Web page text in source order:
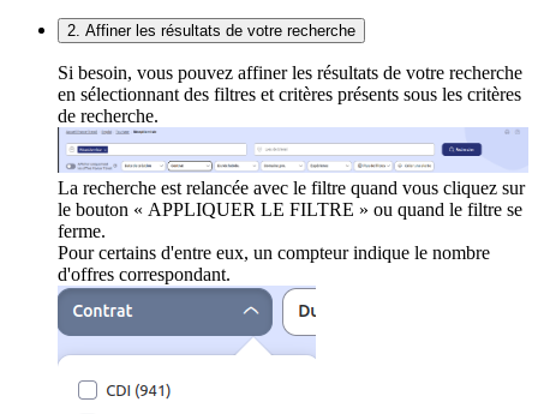
2. Affiner les résultats de votre recherche
Si besoin, vous pouvez affiner les résultats de votre recherche
en sélectionnant des filtres et critères présents sous les critères
de recherche.
La recherche est relancée avec le filtre quand vous cliquez sur
le bouton « APPLIQUER LE FILTRE » ou quand le filtre se
ferme.
Pour certains d'entre eux, un compteur indique le nombre
d'offres correspondant.